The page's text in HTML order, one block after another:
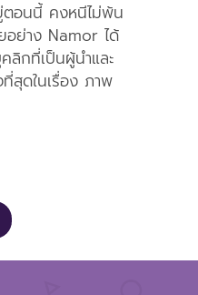
ตอนนี้ คงหนีไม่พ้น
อย่าง Namor ได้
ลิกที่เป็นผู้นำและ
สุดในเรื่อง ภาพ